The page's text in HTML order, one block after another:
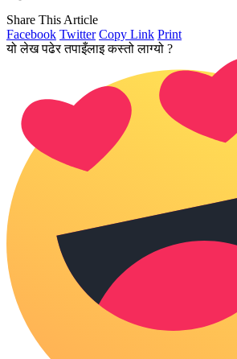
Share This Article
Facebook Twitter Copy Link Print
यो लेख पढेर तपाइँलाइ कस्तो लाग्यो ?